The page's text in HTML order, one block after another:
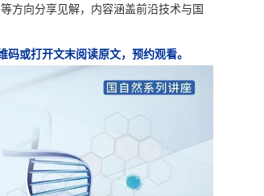
方向分享见解，内容涵盖前沿技术与国
码或打开文末阅读原文，预约观看。